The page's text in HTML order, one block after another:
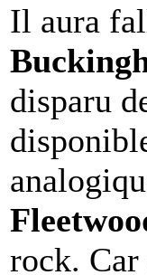
Il aura
disparu
rock.